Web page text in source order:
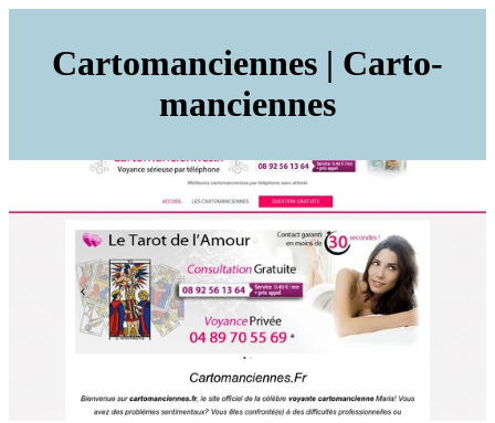
Car­to­mancien­nes | Car­to­
mancien­nes